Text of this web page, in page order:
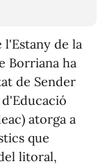
l'Estany de la
Borriana ha
de Sender
atorga a
que
litoral,